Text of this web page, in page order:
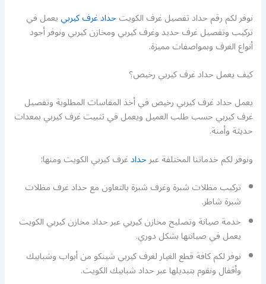
نوفر لكم رقم حداد تفصيل غرف الكويتحداد غرف كيربييعمل في
تركيب وتفصيل غرف حديد وغرف كيربي ومخازن كيربي ونوفر أجود
أنواع الغرف وبمواصفات مميزة.
كيف يعمل حداد غرف كيربي رخيص؟
يعمل حداد غرف كيربي رخيص في أخذ المقاسات المطلوبة وتفصيل
غرف كيربي حسب طلب العميل ويعمل في تثبيت غرف كيربي بمعدات
حديثة وأمنة.
ونوفر لكم خدماتنا المختلفة عبرحدادغرف كيربي الكويت ومنها:
تركيب مظلات شبرة وغرف شبرة بالتعاون مع حداد غرف مظلات
شبرة شاطر.
خدمة صيانة وتصليح مخازن كيربي عبر حداد مخازن كيربي الكويت
يعمل في صيانتها بشكل دوري.
نوفر لكم كافة قطع الغيار لغرف كيربي شينكو من أبواب وشبابيك
وأقفال ونقوم بتبديلها عبر حداد شبابيك الكويت.